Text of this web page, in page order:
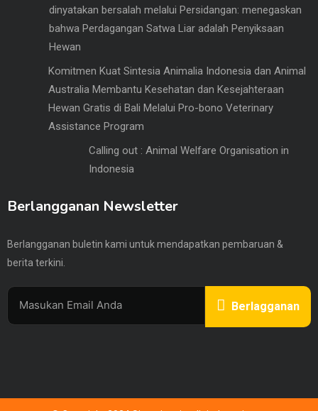
dinyatakan bersalah melalui Persidangan: menegaskan
bahwa Perdagangan Satwa Liar adalah Penyiksaan
Hewan
Komitmen Kuat Sintesia Animalia Indonesia dan Animal
Australia Membantu Kesehatan dan Kesejahteraan
Hewan Gratis di Bali Melalui Pro-bono Veterinary
Assistance Program
Calling out : Animal Welfare Organisation in
Indonesia
Berlangganan Newsletter
Berlangganan buletin kami untuk mendapatkan pembaruan &
berita terkini.
Berlagganan